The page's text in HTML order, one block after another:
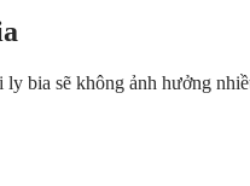
bia sẽ không ảnh hưởng